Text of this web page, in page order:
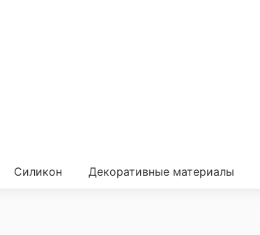
Силикон Декоративные материалы